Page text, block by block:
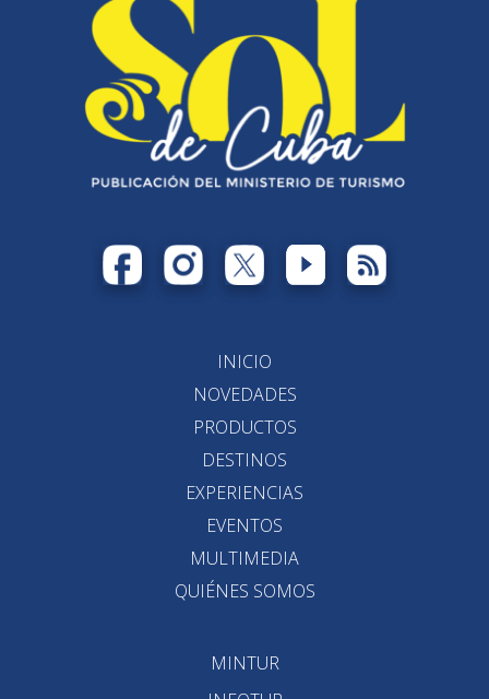
INICIO
NOVEDADES
PRODUCTOS
DESTINOS
EXPERIENCIAS
EVENTOS
MULTIMEDIA
QUIÉNES SOMOS
MINTUR